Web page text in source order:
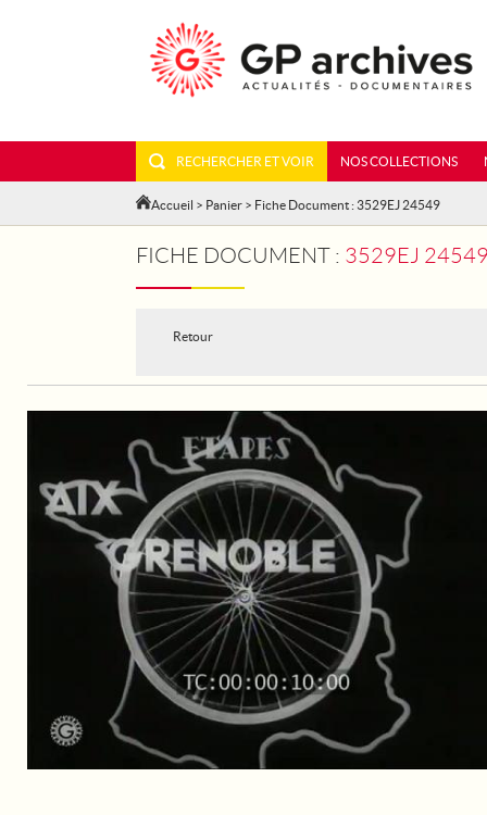
RECHERCHER ET VOIR NOS COLLECTIONS
Accueil > Panier > Fiche Document : 3529EJ 24549
FICHE DOCUMENT : 3529EJ 24549
Retour